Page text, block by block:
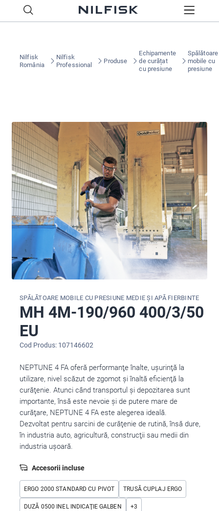
Nilfisk
România
Nilfisk
Professional
Produse
Echipamente
de curățat
cu presiune
Spălătoare
mobile cu
presiune
SPĂLĂTOARE MOBILE CU PRESIUNE MEDIE ȘI APĂ FIERBINTE
MH 4M-190/960 400/3/50
EU
Cod Produs: 107146602
NEPTUNE 4 FA oferă performanţe înalte, uşurinţă la
utilizare, nivel scăzut de zgomot şi înaltă eficienţă la
curăţenie. Atunci când transportul şi depozitarea sunt
importante, însă este nevoie şi de putere mare de
curăţare, NEPTUNE 4 FA este alegerea ideală.
Dezvoltat pentru sarcini de curăţenie de rutină, însă dure,
în industria auto, agricultură, construcţii sau medii din
industria uşoară.
Accesorii incluse
ERGO 2000 STANDARD CU PIVOT TRUSĂ CUPLAJ ERGO
DUZĂ 0500 INEL INDICAŢIE GALBEN +3